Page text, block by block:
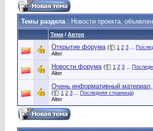
Темы раздела: Новости проекта,
Тема / Автор
Открытие форума ( 1 2 3
Alter
Новости форума ( 1 2 3
Alter
Очень информативный материал,
( 1 2 3 Последняя страница)
Alter